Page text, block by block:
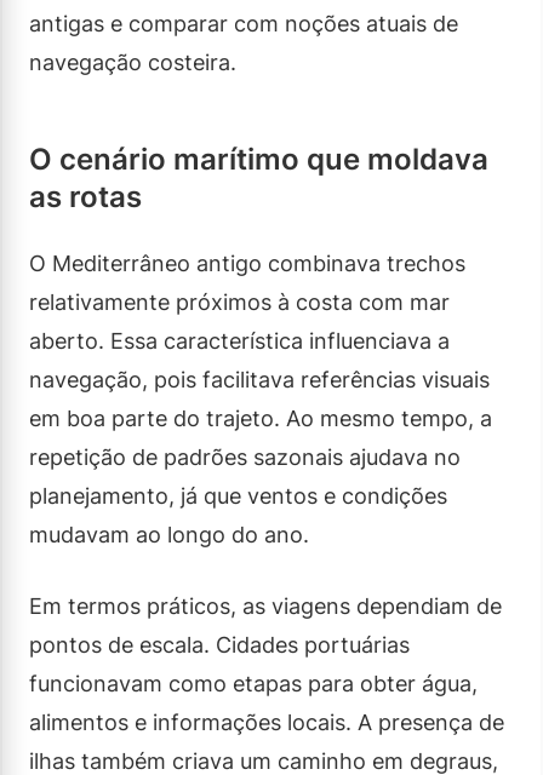
antigas e comparar com noções atuais de
navegação costeira.
O cenário marítimo que moldava
as rotas
O Mediterrâneo antigo combinava trechos
relativamente próximos à costa com mar
aberto. Essa característica influenciava a
navegação, pois facilitava referências visuais
em boa parte do trajeto. Ao mesmo tempo, a
repetição de padrões sazonais ajudava no
planejamento, já que ventos e condições
mudavam ao longo do ano.
Em termos práticos, as viagens dependiam de
pontos de escala. Cidades portuárias
funcionavam como etapas para obter água,
alimentos e informações locais. A presença de
ilhas também criava um caminho em degraus,